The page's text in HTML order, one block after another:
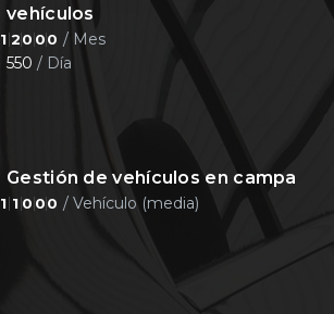
vehículos
1 20 00 / Mes
550 / Día
Gestión de vehículos en campa
1 1 0 00 / Vehículo (media)